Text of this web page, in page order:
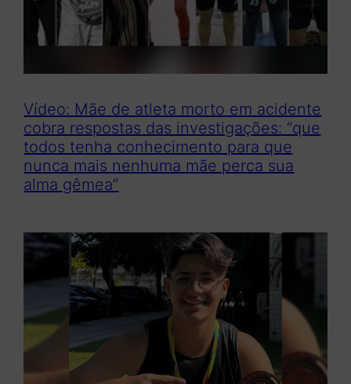
Vídeo: Mãe de atleta morto em acidente
cobra respostas das investigações: “que
todos tenha conhecimento para que
nunca mais nenhuma mãe perca sua
alma gêmea”